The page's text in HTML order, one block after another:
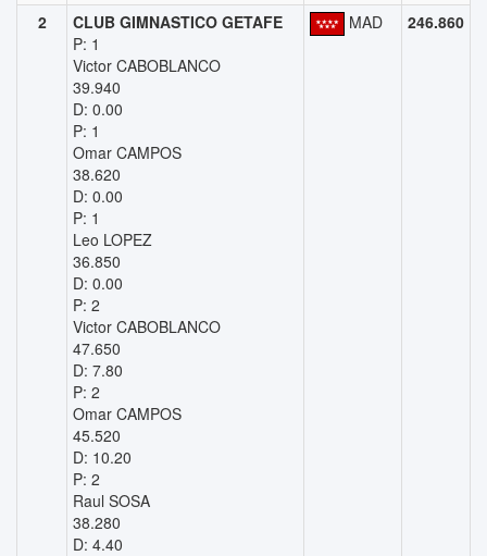
2
CLUB GIMNASTICO GETAFE
P: 1
Victor CABOBLANCO
39.940
D: 0.00
P: 1
Omar CAMPOS
38.620
D: 0.00
P: 1
Leo LOPEZ
36.850
D: 0.00
P: 2
Victor CABOBLANCO
47.650
D: 7.80
P: 2
Omar CAMPOS
45.520
D: 10.20
P: 2
Raul SOSA
38.280
D: 4.40
MAD 246.860